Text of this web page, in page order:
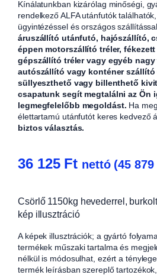
Kínálatunkban kizárólag minőségi,
rendelkező ALFA utánfutók
ügyintézéssel és országos szállítással.
áruszállító utánfutó, hajószállító,
éppen motorszállító tréler,
gépszállító tréler vagy egyéb nagy
autószállító vagy konténer
süllyeszthető vagy billenthető
csapatunk segít megtalálni az Ön
legmegfelelőbb megoldást. Ha
élettartamú utánfutót keres kedvező
biztos választás.
36 125 Ft nettó (45 879
Csörlő 1150kg hevederrel,
kép illusztráció
A képek illusztrációk; a gyártó
termékek műszaki tartalma és
nélkül is módosulhat, ezért a
termék leírásban szereplő